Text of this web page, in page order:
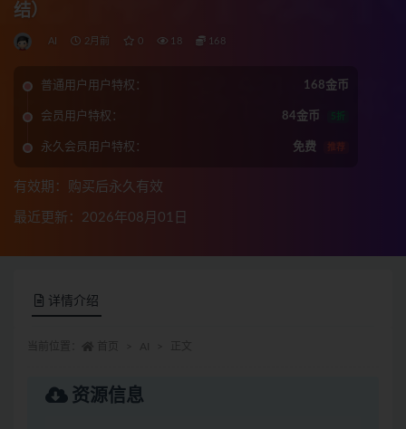
结）
AI 2月前 0 18 168
普通用户用户特权： 168金币
会员用户特权： 84金币 5折
永久会员用户特权： 免费 推荐
有效期：购买后永久有效
最近更新：2026年08月01日
详情介绍
资源信息